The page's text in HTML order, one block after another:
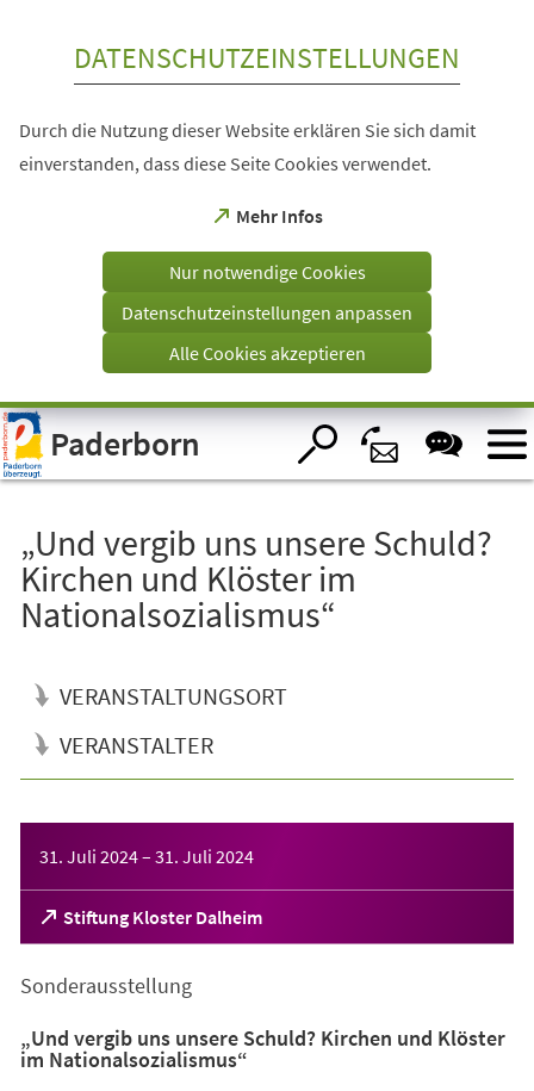
Visuelle
Assistenzsoftware
öffnen.
DATENSCHUTZEINSTELLUNGEN
Durch die Nutzung dieser Website erklären Sie sich damit
einverstanden, dass diese Seite Cookies verwendet.
Mehr Infos
(Öffnet
einem
Tab)
Nur notwendige Cookies
Datenschutzeinstellungen anpassen
Alle Cookies akzeptieren
Paderborn
„Und vergib uns unsere Schuld?
Kirchen und Klöster im
Nationalsozialismus“
VERANSTALTUNGSORT
VERANSTALTER
31. Juli 2024– 31. Juli 2024
Stiftung Kloster Dalheim
(Öffnet
in
neuen
Sonderausstellung
„Und vergib uns unsere Schuld? Kirchen und Klöster
im Nationalsozialismus“